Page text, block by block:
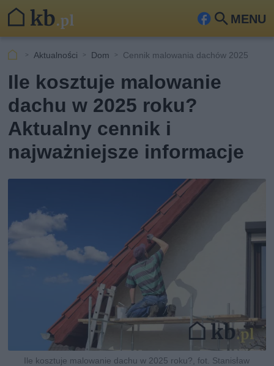
MENU
Fa
ook
Szu
kaj
Aktualności Dom Cennik malowania dachów 2025
Ile kosztuje malowanie
dachu w 2025 roku?
Aktualny cennik i
najważniejsze informacje
Ile kosztuje malowanie dachu w 2025 roku?, fot. Stanisław